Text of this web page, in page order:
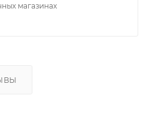
магазинах